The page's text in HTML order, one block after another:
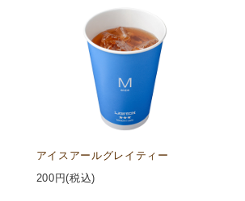
アイスアールグレイティー
200 円(税込)